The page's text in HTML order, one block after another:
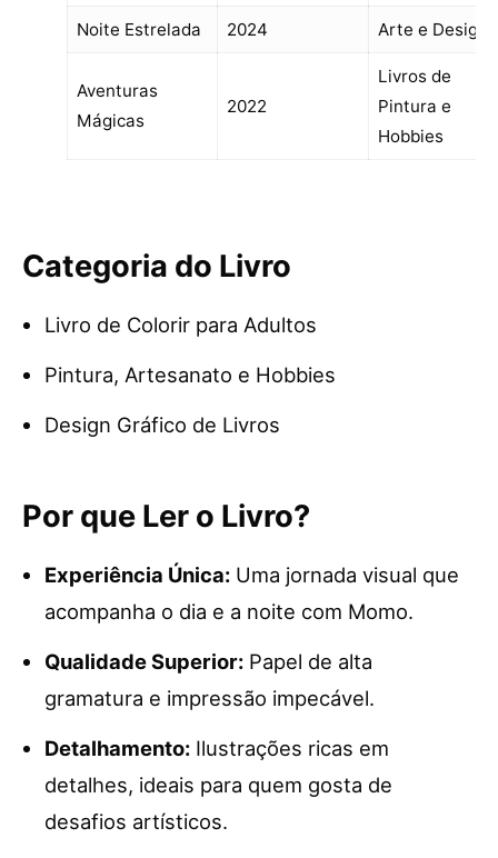
Noite Estrelada 2024 Arte e Design
Aventuras
Mágicas
2022
Livros de
Pintura e
Hobbies
Categoria do Livro
Livro de Colorir para Adultos
Pintura, Artesanato e Hobbies
Design Gráfico de Livros
Por que Ler o Livro?
Experiência Única: Uma jornada visual que
acompanha o dia e a noite com Momo.
Qualidade Superior: Papel de alta
gramatura e impressão impecável.
Detalhamento: Ilustrações ricas em
detalhes, ideais para quem gosta de
desafios artísticos.